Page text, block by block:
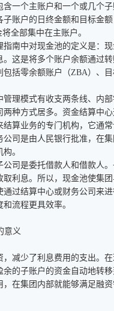
一个主账户和一个或几个
账户的日终金额和目标金
全部集中在主账户。
指南中对现金池的定义是：
这是将多个账户余额通过
括零余额账户（ZBA）、
理模式有收支两条线、内
种方式居多。资金结算中
算业务的专门机构，它通
司是由人民银行批准，在
。
司是委托借款人和借款人
利息。所以，现金池使集
过结算中心或财务公司来
流程更具效率。
意义
减少了利息费用的支出。
的子账户的资金自动地转
在集团内部就能够满足融